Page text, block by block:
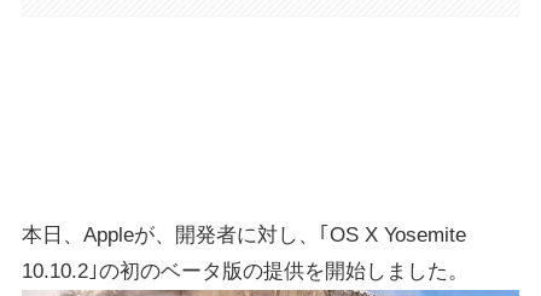
本日、Appleが、開発者に対し、｢OS X Yosemite
10.10.2｣の初のベータ版の提供を開始しました。